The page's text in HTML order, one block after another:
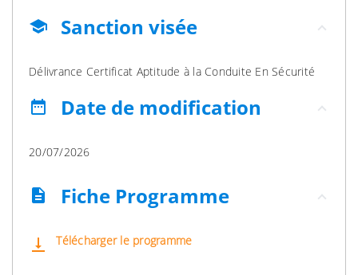
school Sanction visée
Délivrance Certificat Aptitude à la Conduite En Sécurité
date_range Date de modification
20/07/2026
description Fiche Programme
vertical_align_bottom Télécharger le programme